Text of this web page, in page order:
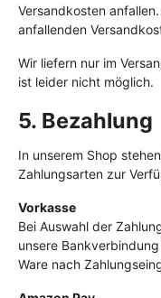
Versandkosten
anfallenden
Wir liefern nur im
ist leider nicht möglich.
5. Bezahlung
In unserem Shop
Zahlungsarten zur
Vorkasse
Bei Auswahl der
unsere
Ware nach